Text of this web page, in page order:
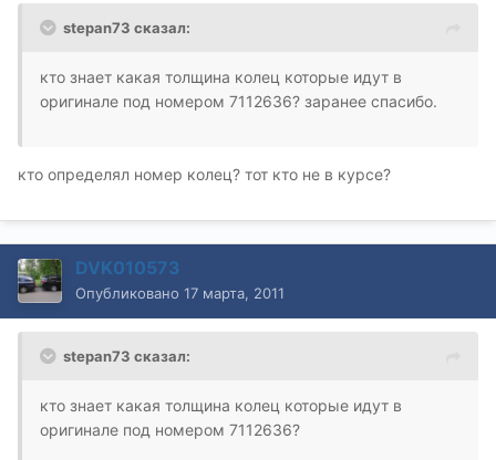
stepan73 сказал:
кто знает какая толщина колец которые идут в
оригинале под номером 7112636? заранее спасибо.
кто определял номер колец? тот кто не в курсе?
DVK010573
Опубликовано 17 марта, 2011
stepan73 сказал:
кто знает какая толщина колец которые идут в
оригинале под номером 7112636?